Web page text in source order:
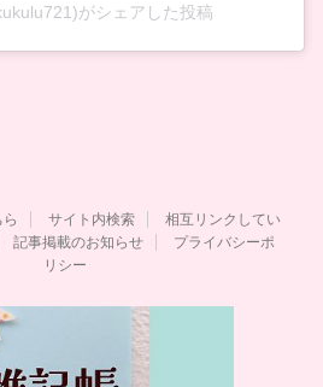
がシェアした投稿
サイト内検索
相互リンクしてい
記事掲載のお知らせ
プライバシーポ
リシー